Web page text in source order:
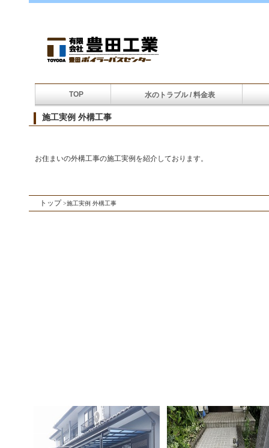
TOP 水のトラブル / 料金表
施工実例 外構工事
お住まいの外構工事の施工実例を紹介しております。
トップ >施工実例 外構工事